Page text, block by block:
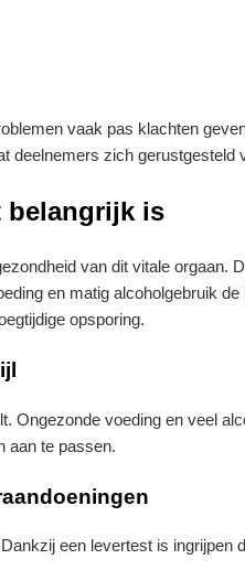
vaak pas klachten
deelnemers zich gerustgesteld
belangrijk is
van dit vitale orgaan.
en matig alcoholgebruik
opsporing.
Ongezonde voeding en veel
aan te passen.
een levertest is